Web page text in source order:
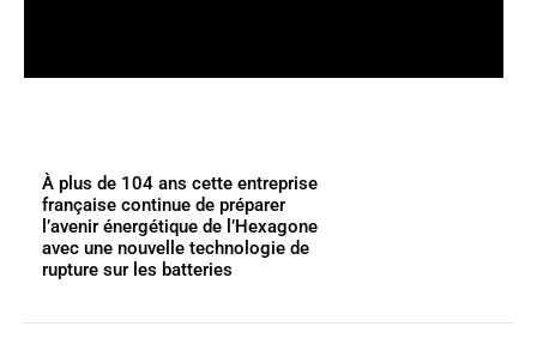
À plus de 104 ans cette entreprise
française continue de préparer
l’avenir énergétique de l’Hexagone
avec une nouvelle technologie de
rupture sur les batteries